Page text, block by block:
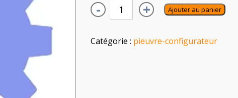
- + Ajouter au panier
Catégorie : pieuvre-configurateur